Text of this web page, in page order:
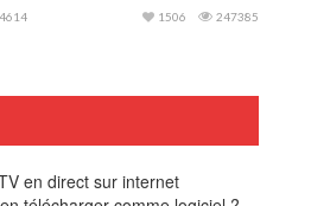
247385
1506
en direct sur internet